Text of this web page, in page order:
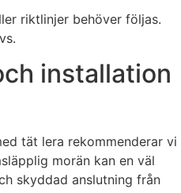
riktlinjer behöver följas.
installation
tät lera rekommenderar vi
morän kan en väl
skyddad anslutning från